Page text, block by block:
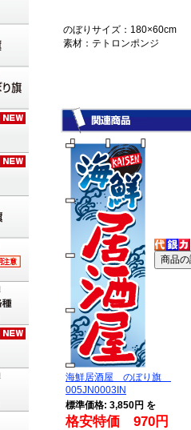
のぼりサイズ：180×60cm
素材：テトロンポンジ
海鮮居酒屋 のぼり旗
005JN0003IN
標準価格: 3,850円 を
格安特価 970円